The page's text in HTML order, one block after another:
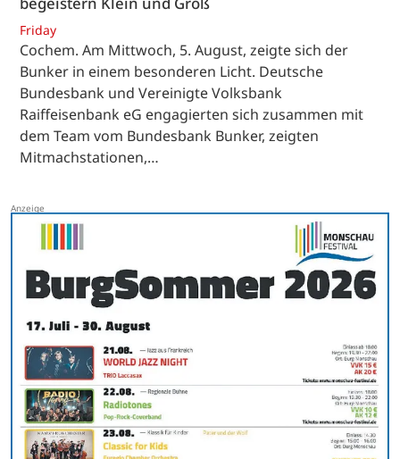
Friday
Cochem. Am Mittwoch, 5. August, zeigte sich der
Bunker in einem besonderen Licht. Deutsche
Bundesbank und Vereinigte Volksbank
Raiffeisenbank eG engagierten sich zusammen mit
dem Team vom Bundesbank Bunker, zeigten
Mitmachstationen,…